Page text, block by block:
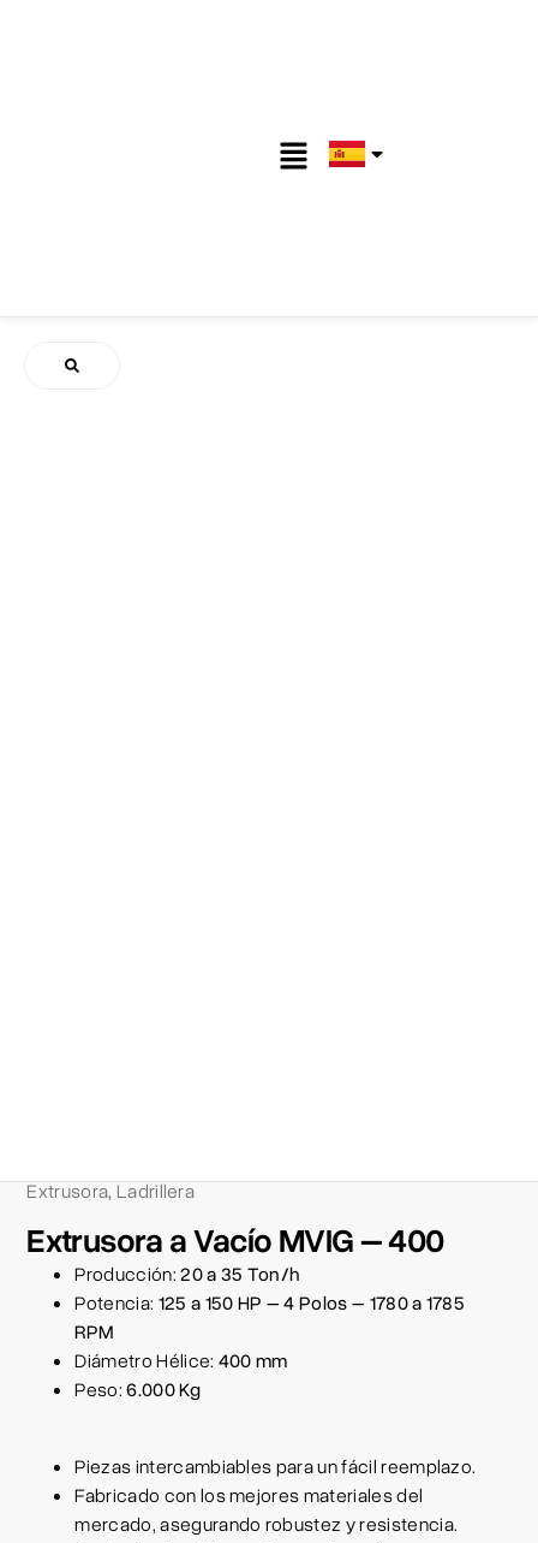
Extrusora, Ladrillera
Extrusora a Vacío MVIG – 400
Producción:20 a 35 Ton/h
Potencia: 125 a 150 HP – 4 Polos – 1780 a 1785
RPM
Diámetro Hélice: 400 mm
Peso:6.000 Kg
Piezas intercambiables para un fácil reemplazo.
Fabricado con los mejores materiales del
mercado, asegurando robustez y resistencia.